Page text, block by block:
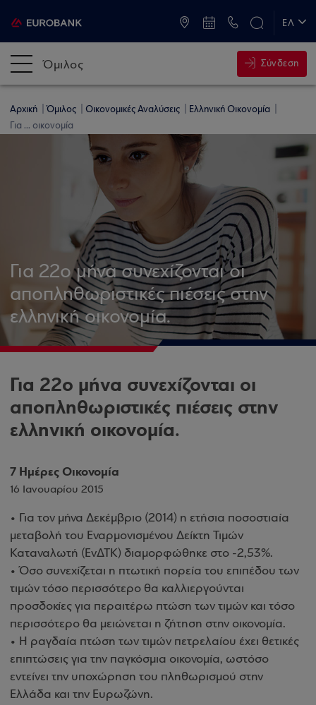
ΕΛ
Όμιλος Σύνδεση
Αρχική Όμιλος Οικονομικές Αναλύσεις
Ελληνική Οικονομία
Για ... οικονομία
Για 22ο μήνα συνεχίζονται οι
αποπληθωριστικές πιέσεις στην
ελληνική οικονομία.
Για 22ο μήνα συνεχίζονται οι
αποπληθωριστικές πιέσεις στην
ελληνική οικονομία.
7 Ημέρες Οικονομία
16 Ιανουαρίου 2015
• Για τον μήνα Δεκέμβριο (2014) η ετήσια ποσοστιαία
μεταβολή του Εναρμονισμένου Δείκτη Τιμών
Καταναλωτή (ΕνΔΤΚ) διαμορφώθηκε στο -2,53%.
• Όσο συνεχίζεται η πτωτική πορεία του επιπέδου των
τιμών τόσο περισσότερο θα καλλιεργούνται
προσδοκίες για περαιτέρω πτώση των τιμών και τόσο
περισσότερο θα μειώνεται η ζήτηση στην οικονομία.
• Η ραγδαία πτώση των τιμών πετρελαίου έχει θετικές
επιπτώσεις για την παγκόσμια οικονομία, ωστόσο
εντείνει την υποχώρηση του πληθωρισμού στην
Ελλάδα και την Ευρωζώνη.